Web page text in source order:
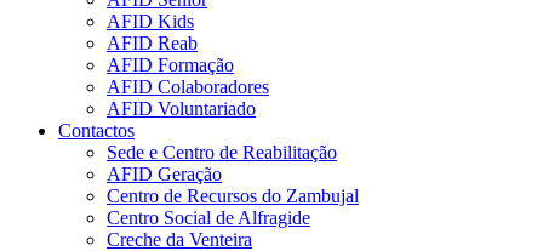
AFID Kids
AFID Reab
AFID Formação
AFID Colaboradores
AFID Voluntariado
Contactos
Sede e Centro de Reabilitação
AFID Geração
Centro de Recursos do Zambujal
Centro Social de Alfragide
Creche da Venteira